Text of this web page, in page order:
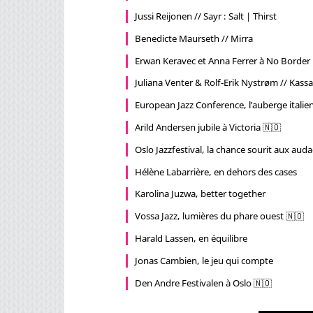
Jussi Reijonen // Sayr : Salt | Thirst
Benedicte Maurseth // Mirra
Erwan Keravec et Anna Ferrer à No Border
Juliana Venter & Rolf-Erik Nystrøm //
European Jazz Conference, l’auberge
Arild Andersen jubile à Victoria 🇳🇴
Oslo Jazzfestival, la chance sourit aux
Hélène Labarrière, en dehors des cases
Karolina Juzwa, better together
Vossa Jazz, lumières du phare ouest 🇳🇴
Harald Lassen, en équilibre
Jonas Cambien, le jeu qui compte
Den Andre Festivalen à Oslo 🇳🇴